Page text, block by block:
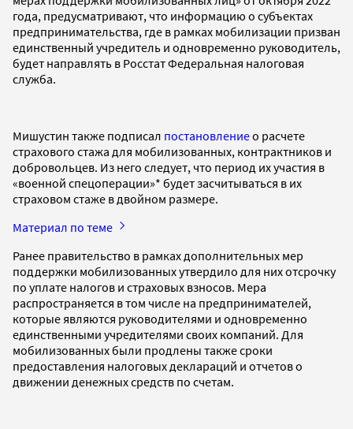
года, предусматривают, что информацию о субъектах
предпринимательства, где в рамках мобилизации призван
единственный учредитель и одновременно руководитель,
будет направлять в Росстат Федеральная налоговая
служба.
Мишустин также подписал постановлениео расчете
страхового стажа для мобилизованных, контрактников и
добровольцев. Из него следует, что период их участия в
«военной спецоперации»* будет засчитываться в их
страховом стаже в двойном размере.
Материал по теме
Ранее правительство в рамках дополнительных мер
поддержки мобилизованных утвердило для них отсрочку
по уплате налогов и страховых взносов. Мера
распространяется в том числе на предпринимателей,
которые являются руководителями и одновременно
единственными учредителями своих компаний. Для
мобилизованных были продлены также сроки
предоставления налоговых деклараций и отчетов о
движении денежных средств по счетам.